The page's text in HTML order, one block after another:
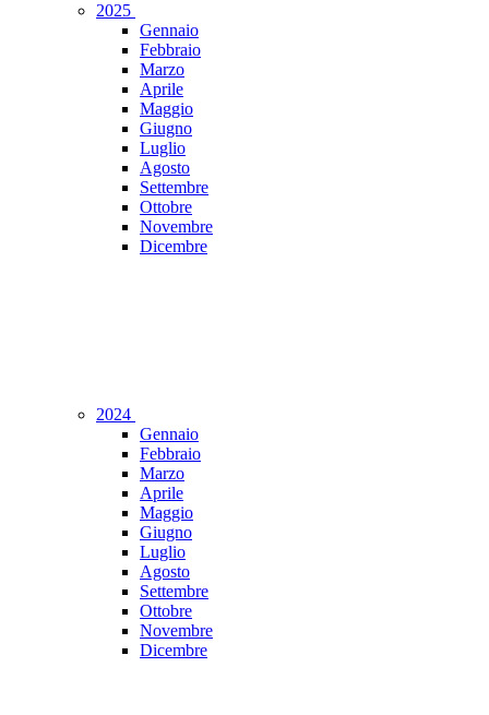
2025
Gennaio
Febbraio
Marzo
Aprile
Maggio
Giugno
Luglio
Agosto
Settembre
Ottobre
Novembre
Dicembre
2024
Gennaio
Febbraio
Marzo
Aprile
Maggio
Giugno
Luglio
Agosto
Settembre
Ottobre
Novembre
Dicembre